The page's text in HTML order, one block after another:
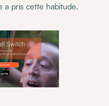
a pris cette habitude.